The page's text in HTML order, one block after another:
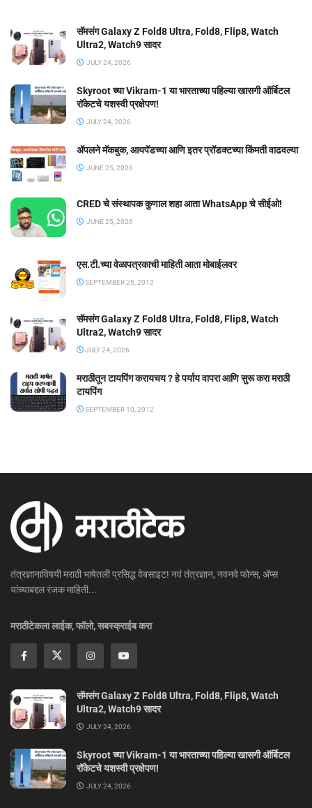
सॅमसंग Galaxy Z Fold8 Ultra, Fold8, Flip8, Watch
Ultra2, Watch9 सादर
JULY 24, 2026
Skyroot च्या Vikram-1 या भारताच्या पहिल्या खासगी ऑर्बिटल
रॉकेटचे यशस्वी प्रक्षेपण!
JULY 24, 2026
ॲपलने मॅकबुक, आयपॅडच्या आणि इतर प्रॉडक्टच्या किंमती वाढवल्या
JUNE 25, 2026
CRED चे संस्थापक कुणाल शहा आता WhatsApp चे सीईओ!
JUNE 25, 2026
एस.टी.च्या वेळापत्रकाची माहिती आता मोबाईलवर
SEPTEMBER 25, 2012
सॅमसंग Galaxy Z Fold8 Ultra, Fold8, Flip8, Watch
Ultra2, Watch9 सादर
JULY 24, 2026
मराठीतून टायपिंग करायचय ? हे पर्याय वापरा आणि सुरू करा मराठी
टायपिंग
SEPTEMBER 10, 2012
तंत्रज्ञानाविषयी मराठी भाषेतली प्रसिद्ध वेबसाइट! नवं तंत्रज्ञान, नवनवे फोन्स, ॲप्स
यांच्याबद्दल रंजक माहिती...
मराठीटेकला लाईक, फॉलो, सबस्क्राईब करा
सॅमसंग Galaxy Z Fold8 Ultra, Fold8, Flip8, Watch
Ultra2, Watch9 सादर
JULY 24, 2026
Skyroot च्या Vikram-1 या भारताच्या पहिल्या खासगी ऑर्बिटल
रॉकेटचे यशस्वी प्रक्षेपण!
JULY 24, 2026